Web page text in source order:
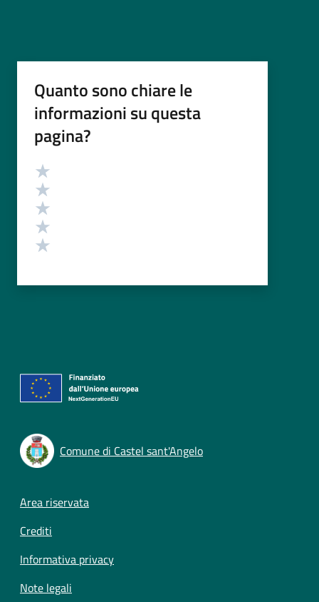
Quanto sono chiare le
informazioni su questa
pagina?
Valutazione
Comune di Castel sant'Angelo
Footer menu
Area riservata
Crediti
Informativa privacy
Note legali